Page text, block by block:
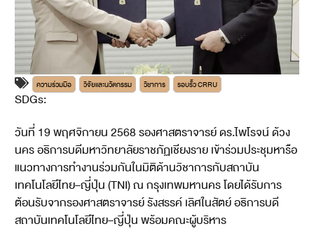
ความร่วมมือ วิจัยและนวัตกรรม วิชาการ รอบรั้ว CRRU
SDGs:
วันที่ 19 พฤศจิกายน 2568 รองศาสตราจารย์ ดร.ไพโรจน์ ด้วง
นคร อธิการบดีมหาวิทยาลัยราชภัฏเชียงราย เข้าร่วมประชุมหารือ
แนวทางการทำงานร่วมกันในมิติด้านวิชาการกับสถาบัน
เทคโนโลยีไทย–ญี่ปุ่น (TNI) ณ กรุงเทพมหานคร โดยได้รับการ
ต้อนรับจากรองศาสตราจารย์ รังสรรค์ เลิศในสัตย์ อธิการบดี
สถาบันเทคโนโลยีไทย–ญี่ปุ่น พร้อมคณะผู้บริหาร